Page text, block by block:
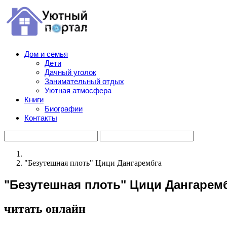
Дом и семья
Дети
Дачный уголок
Занимательный отдых
Уютная атмосфера
Книги
Биографии
Контакты
"Безутешная плоть" Цици Дангарембга
"Безутешная плоть" Цици
читать онлайн